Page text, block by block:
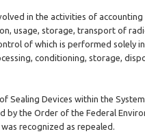
in the activities of
usage, storage, transport of
of which is performed solely
conditioning, storage,
Sealing Devices within the
by the Order of the Federal
recognized as repealed.